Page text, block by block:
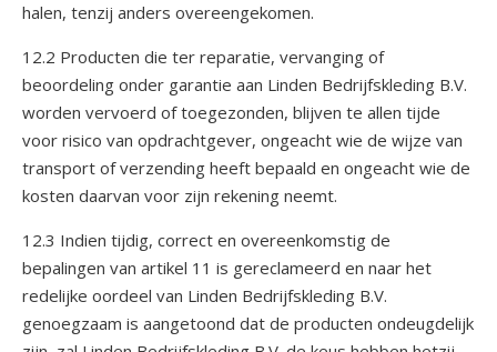
halen, tenzij anders overeengekomen.
12.2 Producten die ter reparatie, vervanging of
beoordeling onder garantie aan Linden Bedrijfskleding B.V.
worden vervoerd of toegezonden, blijven te allen tijde
voor risico van opdrachtgever, ongeacht wie de wijze van
transport of verzending heeft bepaald en ongeacht wie de
kosten daarvan voor zijn rekening neemt.
12.3 Indien tijdig, correct en overeenkomstig de
bepalingen van artikel 11 is gereclameerd en naar het
redelijke oordeel van Linden Bedrijfskleding B.V.
genoegzaam is aangetoond dat de producten ondeugdelijk